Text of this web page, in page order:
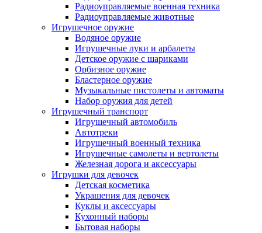
Радиоуправляемые военная техника
Радиоуправляемые животные
Игрушечное оружие
Водяное оружие
Игрушечные луки и арбалеты
Детское оружие с шариками
Орбизное оружие
Бластерное оружие
Музыкальные пистолеты и автоматы
Набор оружия для детей
Игрушечный транспорт
Игрушечный автомобиль
Aвтотреки
Игрушечный военный техника
Игрушечные самолеты и вертолеты
Железная дорога и аксессуары
Игрушки для девочек
Детская косметика
Украшения для девочек
Куклы и аксессуары
Кухонный наборы
Бытовая наборы